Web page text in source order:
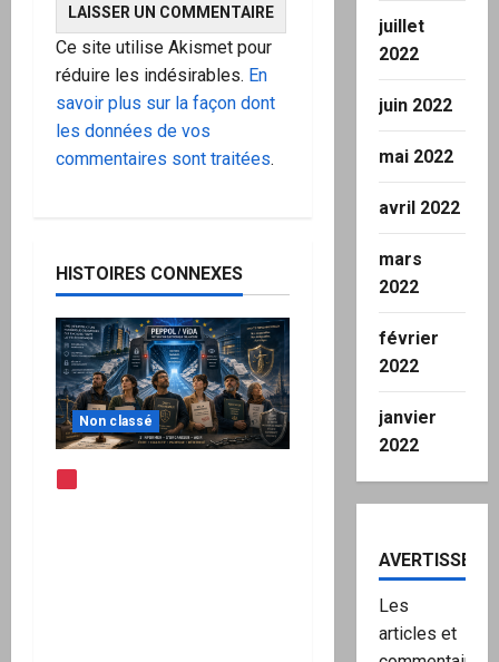
Ce site utilise Akismet pour
réduire les indésirables. En
savoir plus sur la façon dont
les données de vos
commentaires sont traitées.
HISTOIRES CONNEXES
Non classé
juillet
2022
juin 2022
mai 2022
avril 2022
mars
2022
février
2022
janvier
2022
Les
articles et